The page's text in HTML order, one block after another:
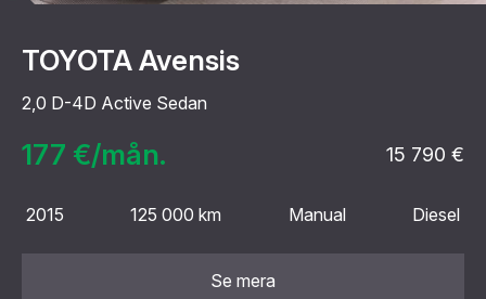
TOYOTA Avensis
2,0 D-4D Active Sedan
177 €/mån. 15 790 €
2015 125 000 km Manual Diesel
Se mera